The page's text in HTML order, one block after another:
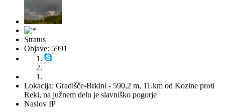
Stratus
Objave: 5991
Lokacija: Gradišče-Brkini - 590,2 m, 11.km od Kozine proti
Reki, na južnem delu je slavniško pogorje
Naslov IP